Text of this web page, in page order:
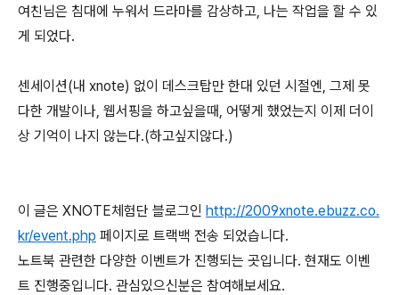
여친님은 침대에 누워서 드라마를 감상하고, 나는 작업을 할 수 있
게 되었다.
센세이션(내 xnote) 없이 데스크탑만 한대 있던 시절엔, 그제 못
다한 개발이나, 웹서핑을 하고싶을때, 어떻게 했었는지 이제 더이
상 기억이 나지 않는다.(하고싶지않다.)
이 글은 XNOTE체험단 블로그인 http://2009xnote.ebuzz.co.
kr/event.php 페이지로 트랙백 전송 되었습니다.
노트북 관련한 다양한 이벤트가 진행되는 곳입니다. 현재도 이벤
트 진행중입니다. 관심있으신분은 참여해보세요.